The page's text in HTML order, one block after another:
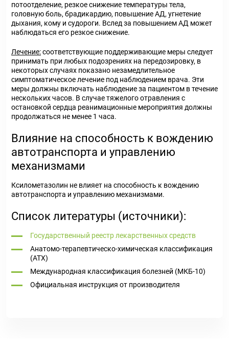
потоотделение, резкое снижение температуры тела,
головную боль, брадикардию, повышение АД, угнетение
дыхания, кому и судороги. Вслед за повышением АД может
наблюдаться его резкое снижение.
Лечение:соответствующие поддерживающие меры следует
принимать при любых подозрениях на передозировку, в
некоторых случаях показано незамедлительное
симптоматическое лечение под наблюдением врача. Эти
меры должны включать наблюдение за пациентом в течение
нескольких часов. В случае тяжелого отравления с
остановкой сердца реанимационные мероприятия должны
продолжаться не менее 1 часа.
Влияние на способность к вождению
автотранспорта и управлению
механизмами
Ксилометазолин не влияет на способность к вождению
автотранспорта и управлению механизмами.
Список литературы (источники):
Государственный реестр лекарственных средств
Анатомо-терапевтическо-химическая классификация
(ATX)
Международная классификация болезней (МКБ-10)
Официальная инструкция от производителя